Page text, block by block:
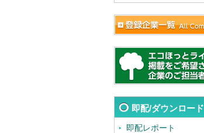
即配/ダウンロード
即配レポート